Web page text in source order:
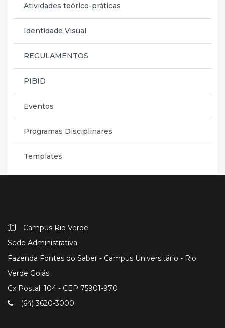
Atividades teórico-práticas
Identidade Visual
REGULAMENTOS
PIBID
Eventos
Programas Disciplinares
Templates
Campus Rio Verde
Sede Administrativa
Fazenda Fontes do Saber - Campus Universitário - Rio
Verde Goiás
Cx Postal: 104 - CEP 75901-970
(64) 3620-3000